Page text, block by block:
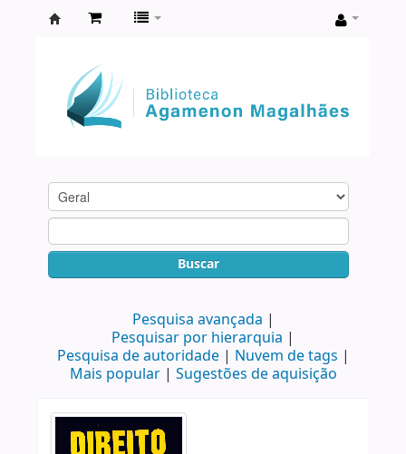
Agamenon
Magalhães
Buscar
Pesquisa avançada
Pesquisar por hierarquia
Pesquisa de autoridade
Nuvem de tags
Mais popular
Sugestões de aquisição